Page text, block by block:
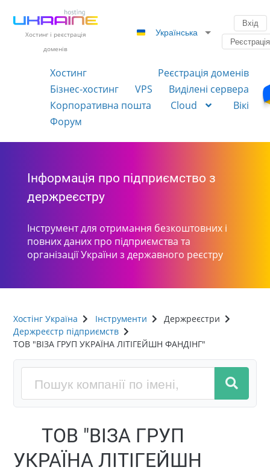
Хостинг і реєстрація
доменів
Українська
Вхід
Реєстрація
Хостинг
Реєстрація доменів
Бізнес-хостинг
VPS
Виділені сервера
Корпоративна пошта
Cloud
Вікі
Форум
Інформація про підприємство з
держреєстру
Інструмент для отримання безкоштовних і
повних даних про підприємства та
організації України з державного реєстру
Хостінг Україна Інструменти
Держреєстри
Держреєстр підприємств
ТОВ "ВІЗА ГРУП УКРАЇНА ЛІТІГЕЙШН ФАНДІНГ"
ТОВ "ВІЗА ГРУП
УКРАЇНА ЛІТІГЕЙШН